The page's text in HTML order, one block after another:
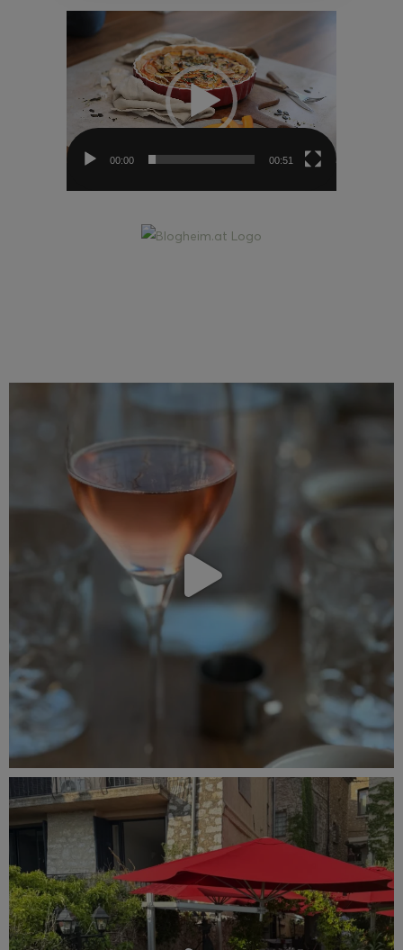
Video-
00:00 00:51